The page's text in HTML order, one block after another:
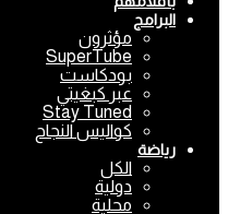
البرامج
مؤثرون
SuperTube
بودكاست
عبر كبغيتي
Stay Tuned
كواليس النجاح
رياضة
الكل
دولية
محلية